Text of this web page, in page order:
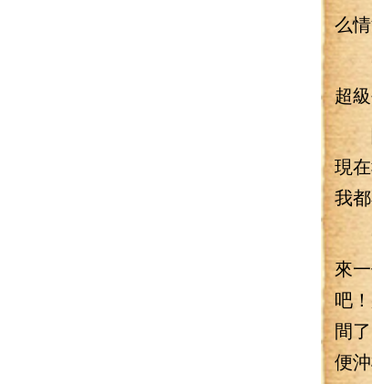
么
“
超
聞
現
我
“你
來
吧
間
便